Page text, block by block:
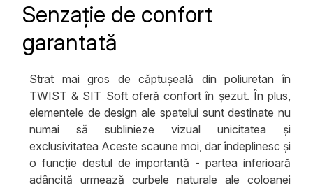
Senzație de confort
garantată
Strat mai gros de căptușeală din poliuretan în
TWIST & SIT Soft oferă confort în șezut. În plus,
elementele de design ale spatelui sunt destinate nu
numai să sublinieze vizual unicitatea și
exclusivitatea Aceste scaune moi, dar îndeplinesc și
o funcție destul de importantă - partea inferioară
adâncită urmează curbele naturale ale coloanei